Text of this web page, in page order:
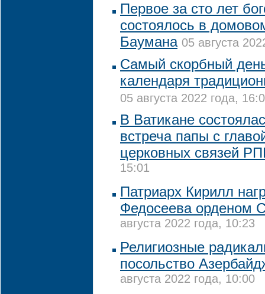
Первое за сто лет
состоялось в
Баумана 05 августа
Самый скорбный
календаря
05 августа 2022 года,
В Ватикане
встреча папы с
церковных связей
15:01
Патриарх Кирилл
Федосеева орденом
августа 2022 года, 10:23
Религиозные
посольство
августа 2022 года, 10:00